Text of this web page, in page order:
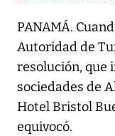
PANAMÁ.
Autoridad de
resolución, que
sociedades de
Hotel Bristol
equivocó.